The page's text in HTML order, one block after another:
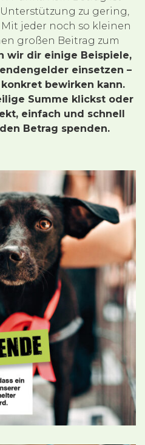
zu gering,
jeder noch so kleinen
großen Beitrag zum
wir dir einige Beispiele,
einsetzen –
konkret bewirken kann.
Summe klickst oder
einfach und schnell
Betrag spenden.